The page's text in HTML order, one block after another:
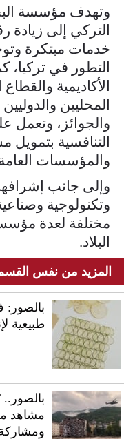
وتهدف مؤسسة
التركي إلى زيادة
خدمات مبتكرة
التطور في
الأكاديمية
المحليين
والجوائز، وتعمل
التنافسية بتمويل
والمؤسسات
وإلى جانب
وتكنولوجية
مختلفة لعدة
البلاد.
المزيد من نفس
بالصور:
طبيعية
مشاهد
ومشاركة